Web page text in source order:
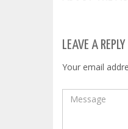
LEAVE A REPLY
Your email